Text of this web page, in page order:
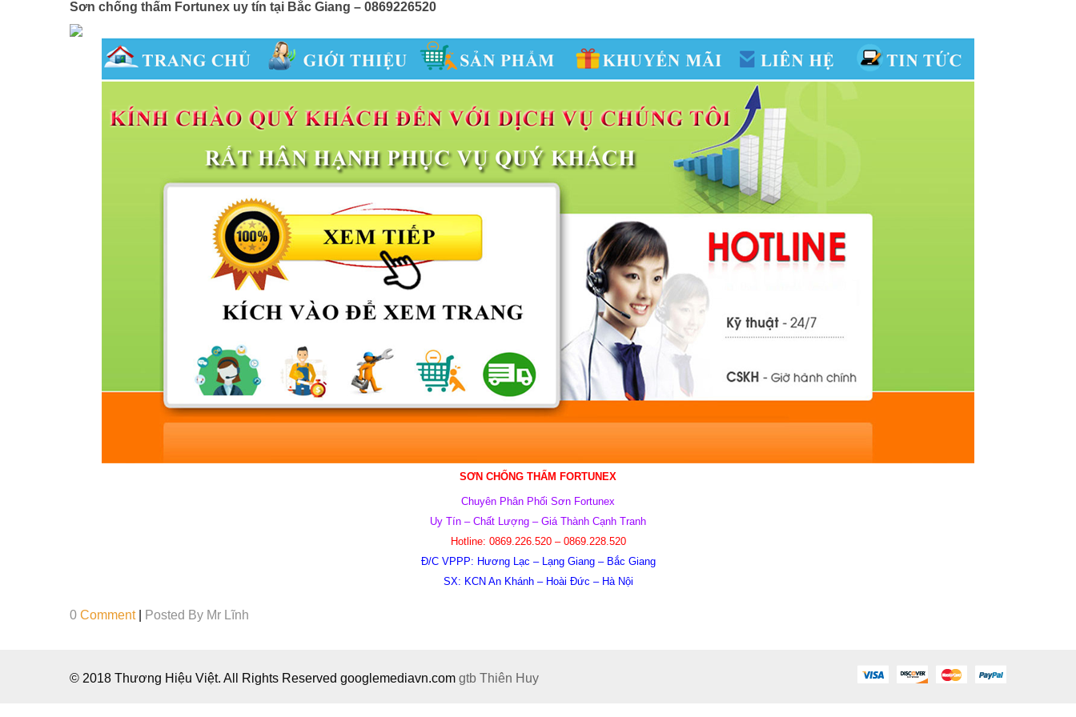
Sơn chống thấm Fortunex uy tín tại Bắc Giang – 0869226520
SƠN CHỐNG THẤM FORTUNEX
Chuyên Phân Phối Sơn Fortunex
Uy Tín – Chất Lượng – Giá Thành Cạnh Tranh
Hotline: 0869.226.520 – 0869.228.520
Đ/C VPPP: Hương Lạc – Lạng Giang – Bắc Giang
SX: KCN An Khánh – Hoài Đức – Hà Nội
0 Comment Posted By Mr Lĩnh
© 2018 Thương Hiệu Việt. All Rights Reserved googlemediavn.com gtb Thiên Huy